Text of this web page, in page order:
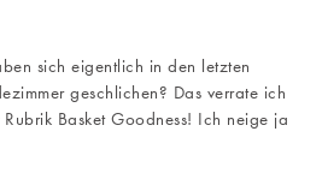
sich eigentlich in den letzten
geschlichen? Das verrate ich
Basket Goodness! Ich neige ja